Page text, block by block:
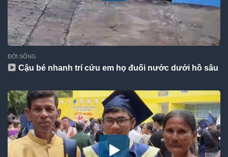
ĐỜI SỐNG
Cậu bé nhanh trí cứu em họ đuối nước dưới hồ sâu